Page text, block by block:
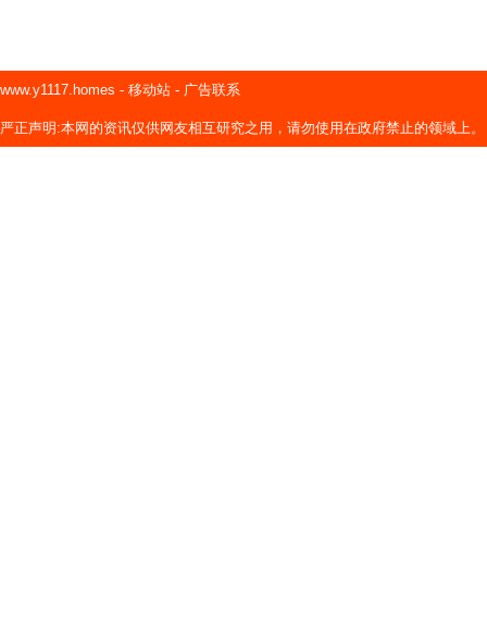
www.y1117.homes - 移动站 - 广告联系
严正声明:本网的资讯仅供网友相互研究之用，请勿使用在政府禁止的领域上。